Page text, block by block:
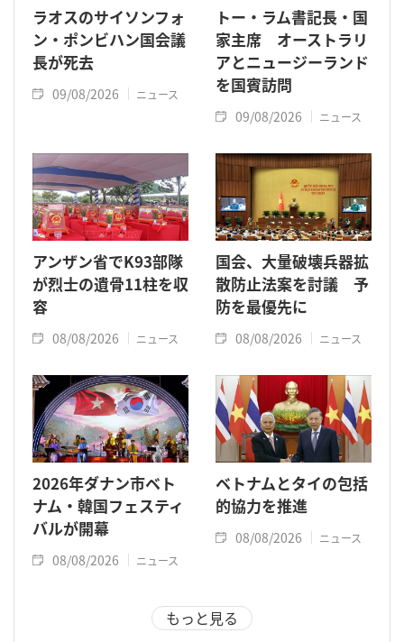
ラオスのサイソンフォ
ン・ポンビハン国会議
長が死去
09/08/2026 ニュース
トー・ラム書記長・国
家主席 オーストラリ
アとニュージーランド
を国賓訪問
09/08/2026 ニュース
アンザン省でK93部隊
が烈士の遺骨11柱を収
容
08/08/2026 ニュース
国会、大量破壊兵器拡
散防止法案を討議 予
防を最優先に
08/08/2026 ニュース
2026年ダナン市ベト
ナム・韓国フェスティ
バルが開幕
08/08/2026 ニュース
ベトナムとタイの包括
的協力を推進
08/08/2026 ニュース
もっと見る